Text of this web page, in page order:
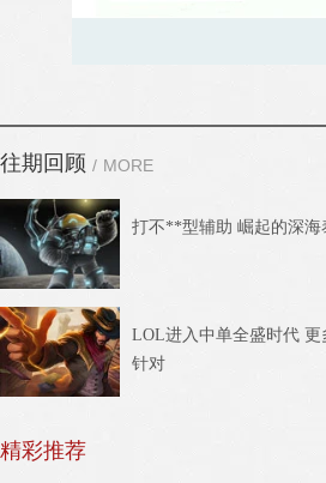
往期回顾 / MORE
打不**型辅助 崛起的深海
LOL进入中单全盛时代 更
针对
精彩推荐